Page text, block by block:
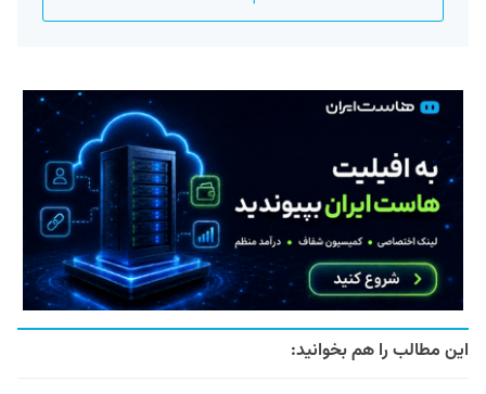
این مطالب را هم بخوانید: